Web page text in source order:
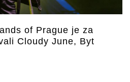
of Prague je za
Cloudy June, Byt